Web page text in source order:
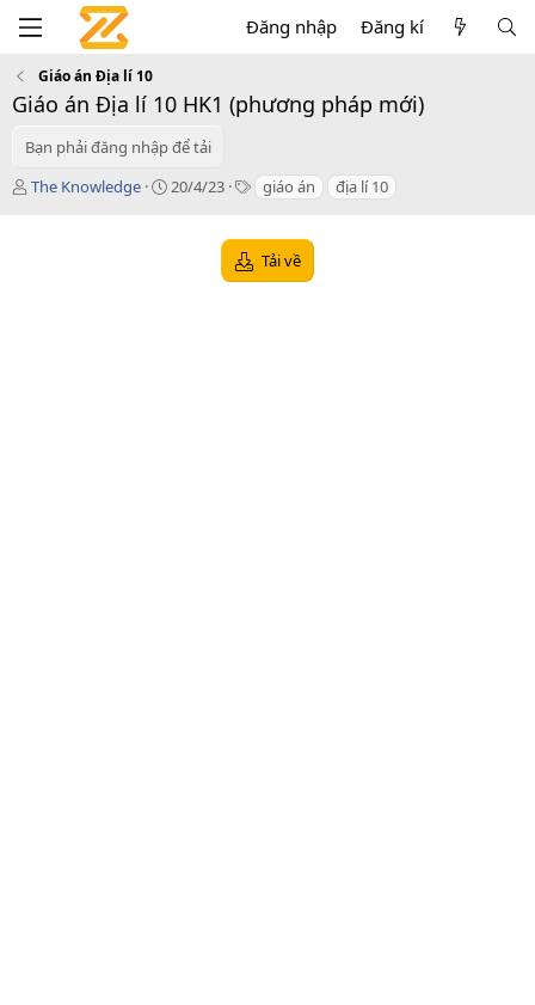
Đăng nhập Đăng kí
Giáo án Địa lí 10
Giáo án Địa lí 10 HK1 (phương pháp mới)
Bạn phải đăng nhập để tải
T
The Knowledge
C
20/4/23
T giáo án địa lí 10
Tải về